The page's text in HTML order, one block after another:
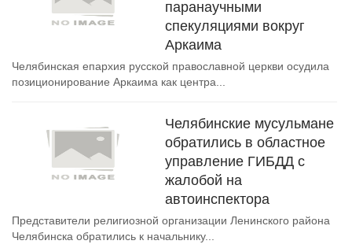
паранаучными
спекуляциями вокруг
Аркаима
Челябинская епархия русской православной церкви осудила
позиционирование Аркаима как центра...
Челябинские мусульмане
обратились в областное
управление ГИБДД с
жалобой на
автоинспектора
Представители религиозной организации Ленинского района
Челябинска обратились к начальнику...